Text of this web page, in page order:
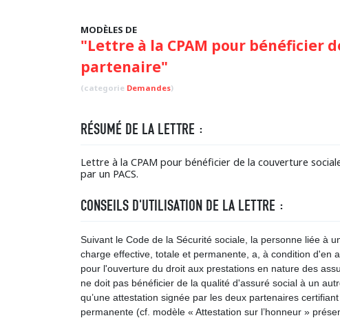
MODÈLES DE
"Lettre à la CPAM pour bénéficier
partenaire"
(categorie Demandes)
RÉSUMÉ DE LA LETTRE :
Lettre à la CPAM pour bénéficier de la couverture
par un PACS.
CONSEILS D'UTILISATION DE LA LETTRE :
Suivant le Code de la Sécurité sociale, la personne liée à
charge effective, totale et permanente, a, à condition d'en
pour l'ouverture du droit aux prestations en nature des
ne doit pas bénéficier de la qualité d'assuré social à un
qu’une attestation signée par les deux partenaires
permanente (cf. modèle « Attestation sur l’honneur »